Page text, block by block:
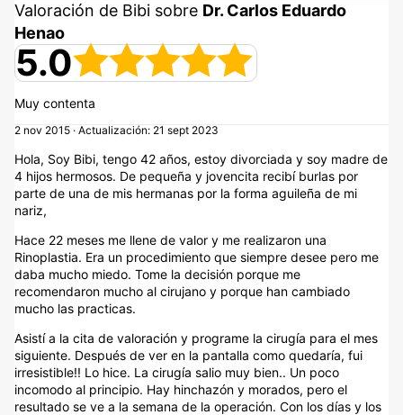
Valoración de Bibi sobre Dr. Carlos Eduardo
Henao
5.0
Muy contenta
2 nov 2015 · Actualización: 21 sept 2023
Hola, Soy Bibi, tengo 42 años, estoy divorciada y soy madre de
4 hijos hermosos. De pequeña y jovencita recibí burlas por
parte de una de mis hermanas por la forma aguileña de mi
nariz,
Hace 22 meses me llene de valor y me realizaron una
Rinoplastia. Era un procedimiento que siempre desee pero me
daba mucho miedo. Tome la decisión porque me
recomendaron mucho al cirujano y porque han cambiado
mucho las practicas.
Asistí a la cita de valoración y programe la cirugía para el mes
siguiente. Después de ver en la pantalla como quedaría, fui
irresistible!! Lo hice. La cirugía salio muy bien.. Un poco
incomodo al principio. Hay hinchazón y morados, pero el
resultado se ve a la semana de la operación. Con los días y los